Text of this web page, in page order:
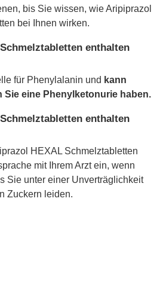
bis Sie wissen, wie Aripiprazol
bei Ihnen wirken.
enthalten
für Phenylalanin und kann
Sie eine Phenylketonurie haben.
enthalten
HEXAL Schmelztabletten
mit Ihrem Arzt ein, wenn
Sie unter einer Unverträglichkeit
Zuckern leiden.